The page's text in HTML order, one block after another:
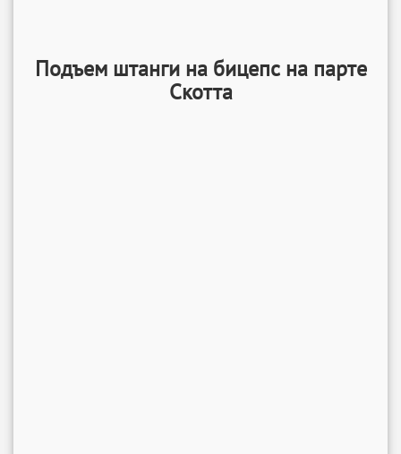
Подъем штанги на бицепс на парте
Скотта